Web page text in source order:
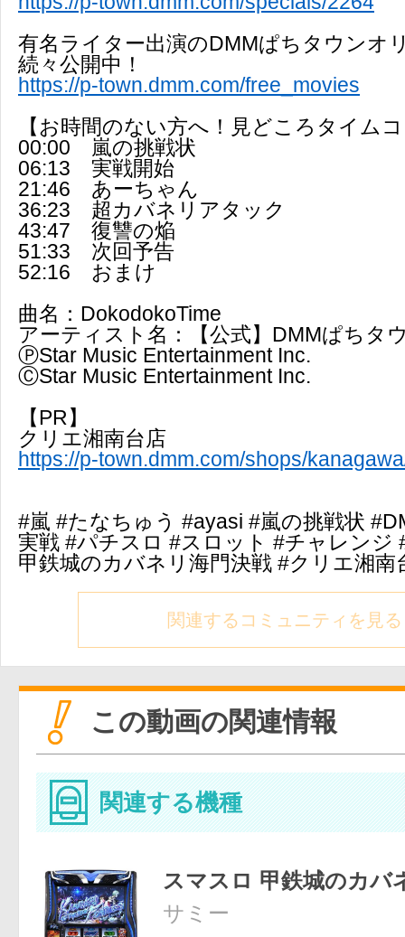
有名ライター出演のDMMぱちタウンオ
続々公開中！
https://p-town.dmm.com/free_movies
【お時間のない方へ！見どころタイム
00:00 嵐の挑戦状
06:13 実戦開始
21:46 あーちゃん
36:23 超カバネリアタック
43:47 復讐の焔
51:33 次回予告
52:16 おまけ
曲名：DokodokoTime
アーティスト名：【公式】DMMぱちタ
ⓅStar Music Entertainment Inc.
ⒸStar Music Entertainment Inc.
【PR】
クリエ湘南台店
https://p-town.dmm.com/shops/
#嵐 #たなちゅう #ayasi #嵐の挑戦状
実戦 #パチスロ #スロット #チャレンジ
甲鉄城のカバネリ海門決戦 #クリエ湘南
関連するコミュニティを見る
この動画の関連情報
関連する機種
スマスロ 甲鉄城のカ
サミー